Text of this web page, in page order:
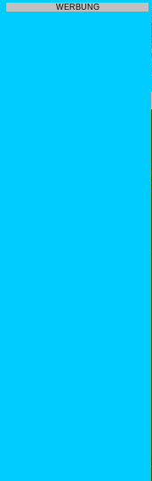
WERBUNG